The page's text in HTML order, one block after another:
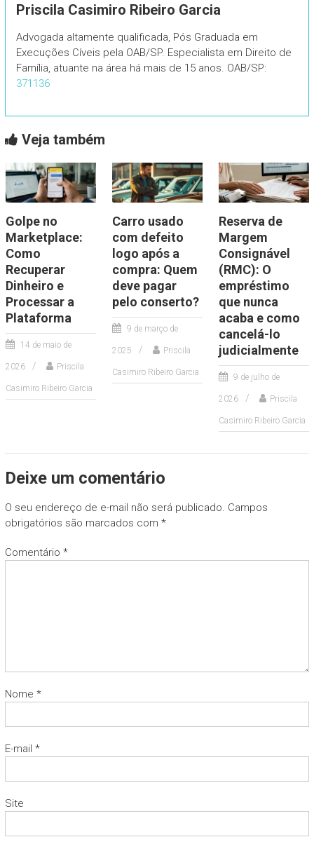
Priscila Casimiro Ribeiro Garcia
Advogada altamente qualificada, Pós Graduada em
Execuções Cíveis pela OAB/SP. Especialista em Direito de
Família, atuante na área há mais de 15 anos. OAB/SP:
371136
Veja também
Golpe no
Marketplace:
Como
Recuperar
Dinheiro e
Processar a
Plataforma
14 de maio de
2026 Priscila
Casimiro Ribeiro Garcia
Carro usado
com defeito
logo após a
compra: Quem
deve pagar
pelo conserto?
9 de março de
2025 Priscila
Casimiro Ribeiro Garcia
Reserva de
Margem
Consignável
(RMC): O
empréstimo
que nunca
acaba e como
cancelá-lo
judicialmente
9 de julho de
2026 Priscila
Casimiro Ribeiro Garcia
Deixe um comentário
O seu endereço de e-mail não será publicado. Campos
obrigatórios são marcados com *
Comentário *
Nome *
E-mail *
Site